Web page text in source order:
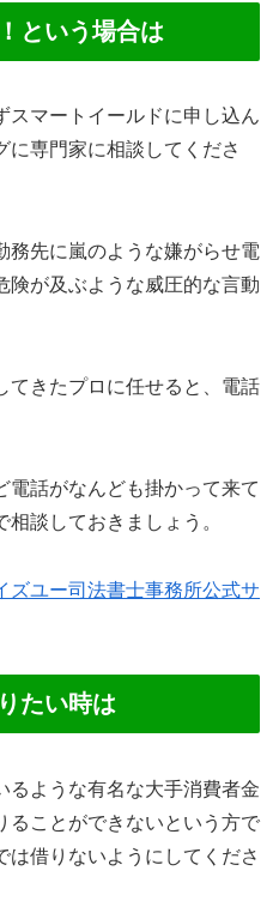
という場合は
スマートイールドに申し込ん
に専門家に相談してくださ
務先に嵐のような嫌がらせ電
険が及ぶような威圧的な言動
てきたプロに任せると、電話
電話がなんども掛かって来て
談しておきましょう。
ズユー司法書士事務所公式サ
たい時は
るような有名な大手消費者金
ることができないという方で
は借りないようにしてくださ